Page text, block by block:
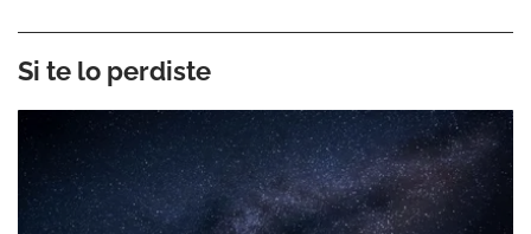
Si te lo perdiste